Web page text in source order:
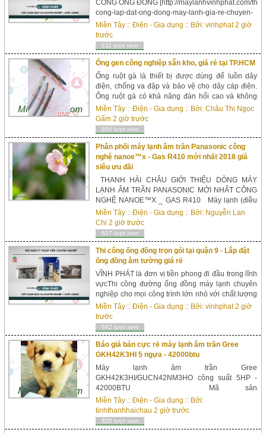
CÔNG ỐNG ĐỒNG [http://maylanhvinhphat.com/thi-
cong-lap-dat-ong-dong-may-lanh-gia-re-chuyen-
nghiep/] cần phải chọn loại ống đồng đạt tiêu
chuẩn, chất lượng và bền. ỐNG ĐỒNG tại VĨNH
PHÁT thường dùng cho lắp đặt làỐNG ĐỒNG
THÁ...
Miền Tây ::Điện - Gia dụng :: Bởi:vinhphat 2 giờ
trước
611 lượt xem
Ống gen công nghiệp sẵn kho, giá rẻ tại TP.HCM
Ống ruột gà là thiết bị được dùng để luồn dây
điện, chống va đập và bảo vệ cho dây cáp điện.
Ống ruột gà có khả năng đàn hổi cao và không
cần phải sử dụng dụng cụ bẻ ống. Độ dài mỗi
cuộn ống ruột gà có thể lên ...
Miền Tây ::Điện - Gia dụng :: Bởi:Châu Thị Ngọc
Gấm 2 giờ trước
896 lượt xem
Phân phối máy lạnh âm trần Panasonic công
nghệ nanoe™x - Gas R410 mới nhất 2018 giá
siêu ưu đãi
THANH HẢI CHÂU GIỚI THIỆU DÒNG MÁY
LẠNH ÂM TRẦN PANASONIC MỚI NHẤT CÔNG
NGHỆ NANOE™X _ GAS R410 Máy lạnh (điều
hòa) âm trần Panasonic Công nghệ Nanoe™X
- Gas R410 mới chào thị trường cuối năm 2018,...
Miền Tây ::Điện - Gia dụng :: Bởi: Nguyễn Lan
Chi 2 giờ trước
627 lượt xem
Thi công ống đồng trọn gói tại quận 9 - Lắp đặt
ống đồng âm tường giá rẻ
VĨNH PHÁT là đơn vị tiền phong đi đầu trong lĩnh
vựcThi công đường ống đồng máy lạnh chuyên
nghiệp cho mọi công trình lớn nhỏ với chất lượng
ổn định được khẳng định qua nhiều năm.THI
CÔNG ỐNG ĐỒNG ÂM TƯỜNG là đi âm đườn...
Miền Tây ::Điện - Gia dụng :: Bởi:vinhphat 2 giờ
trước
682 lượt xem
Báo giá bán cực rẻ máy lạnh âm trần Gree
GKH42K3HI 5 ngựa - 42000btu
Máy lạnh âm trần Gree
GKH42K3HI/GUCN42NM3HO công suất 5HP -
42000BTU Mã sản
phẩm: GKH42K3HI/GUCN42NM3HO
Giá: 32,350,000 đ (Đã bao gồm VAT) Hãng sản
xuất: Máy lạnh Gree Công suất: 5 ngựa | 5.0 hp
Bảo hành: 3 n...
Miền Tây ::Điện - Gia dụng :: Bởi:
tinhthanhhaichau 2 giờ trước
820 lượt xem